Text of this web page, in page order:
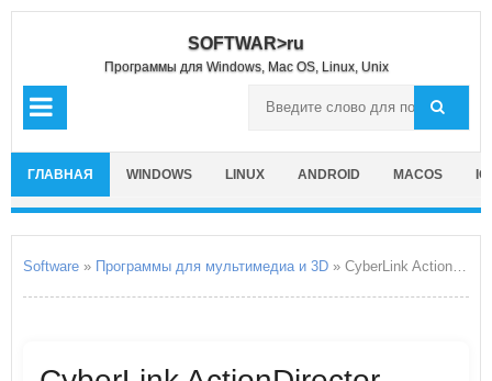
SOFTWAR>ru
Программы для Windows, Mac OS, Linux, Unix
ГЛАВНАЯ WINDOWS LINUX ANDROID MACOS
Software » Программы для мультимедиа и 3D » CyberLink ActionDirector Ultra